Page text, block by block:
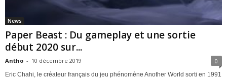
News
Paper Beast : Du gameplay et une sortie
début 2020 sur...
Antho - 10 décembre 2019 0
Eric Chahi, le créateur français du jeu phénomène Another World sorti en 1991